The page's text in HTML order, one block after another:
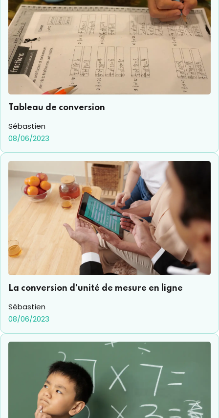
Tableau de conversion
Sébastien
08/06/2023
La conversion d'unité de mesure en ligne
Sébastien
08/06/2023